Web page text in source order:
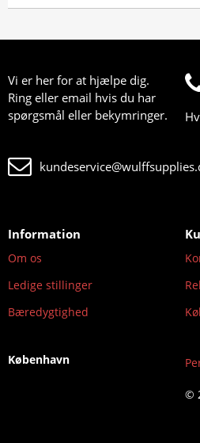
Vi er her for at hjælpe dig.
Ring eller email hvis du har
spørgsmål eller bekymringer.
Information
Om os
Ledige stillinger
Bæredygtighed
København
©